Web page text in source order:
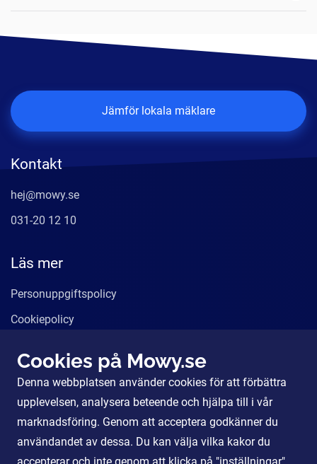
Kontakt
hej@mowy.se
031-20 12 10
Läs mer
Personuppgiftspolicy
Cookiepolicy
Våra tjänster
För Partners
Jämför lokala mäklare
Cookies på Mowy.se
Denna webbplatsen använder cookies för att förbättra
upplevelsen, analysera beteende och hjälpa till i vår
marknadsföring. Genom att acceptera godkänner du
användandet av dessa. Du kan välja vilka kakor du